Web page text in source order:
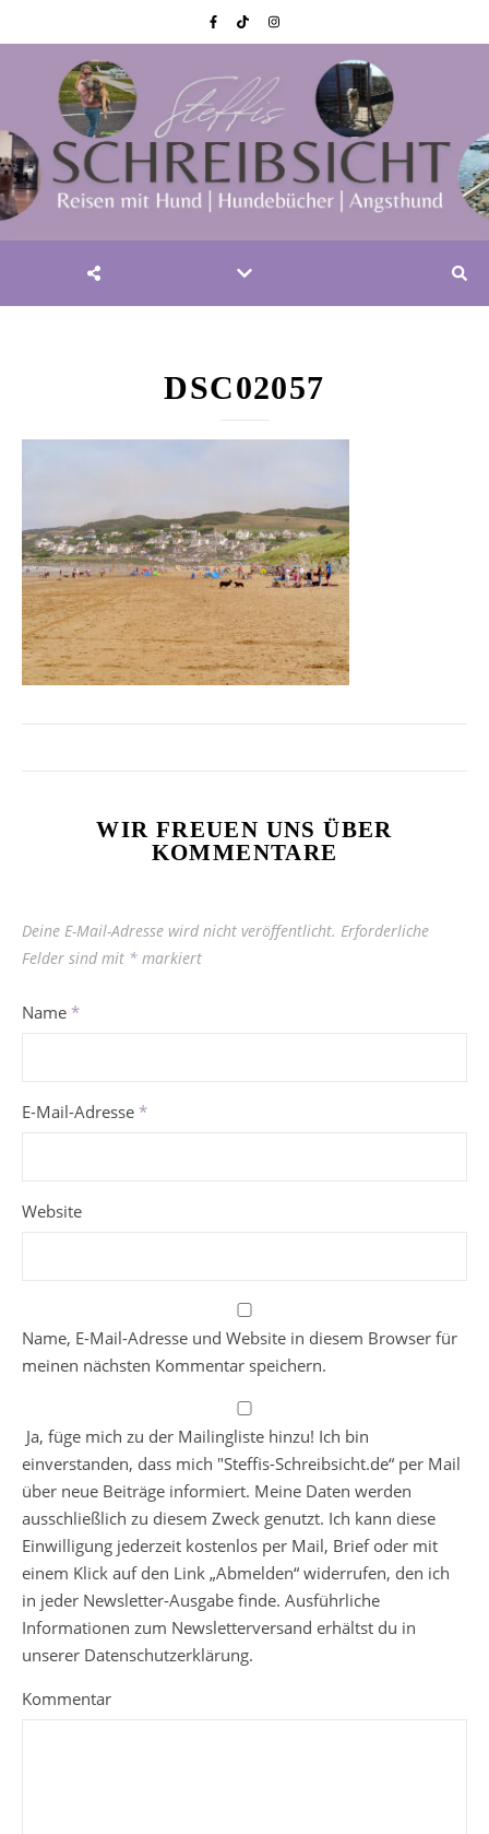
DSC02057
WIR FREUEN UNS ÜBER
KOMMENTARE
Deine E-Mail-Adresse wird nicht veröffentlicht. Erforderliche
Felder sind mit * markiert
Name *
E-Mail-Adresse *
Website
Name, E-Mail-Adresse und Website in diesem Browser für
meinen nächsten Kommentar speichern.
Ja, füge mich zu der Mailingliste hinzu! Ich bin
einverstanden, dass mich "Steffis-Schreibsicht.de“ per Mail
über neue Beiträge informiert. Meine Daten werden
ausschließlich zu diesem Zweck genutzt. Ich kann diese
Einwilligung jederzeit kostenlos per Mail, Brief oder mit
einem Klick auf den Link „Abmelden“ widerrufen, den ich
in jeder Newsletter-Ausgabe finde. Ausführliche
Informationen zum Newsletterversand erhältst du in
unserer Datenschutzerklärung.
Kommentar